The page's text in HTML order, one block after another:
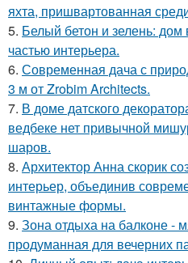
яхта, пришвартованная
5. Белый бетон и зелень: дом
частью интерьера.
6. Современная дача с
3 м от Zrobim Architects.
7. В доме датского
ведбеке нет привычной
шаров.
8. Архитектор Анна скорик
интерьер, объединив
винтажные формы.
9. Зона отдыха на балконе -
продуманная для вечерних